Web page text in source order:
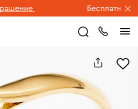
Бесплатная